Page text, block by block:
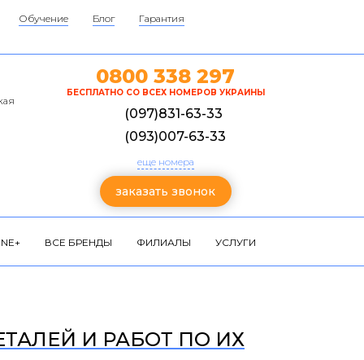
Обучение Блог
Гарантия
0800 338 297
БЕСПЛАТНО СО ВСЕХ НОМЕРОВ УКРАИНЫ
(097)831-63-33
(093)007-63-33
еще номера
заказать звонок
ВСЕ БРЕНДЫ ФИЛИАЛЫ УСЛУГИ
И РАБОТ ПО ИХ